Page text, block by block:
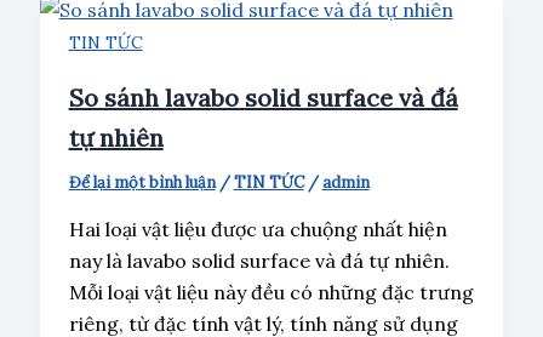
TIN TỨC
So sánh lavabo solid surface và đá
tự nhiên
Để lại một bình luận /TIN TỨC/admin
Hai loại vật liệu được ưa chuộng nhất hiện
nay là lavabo solid surface và đá tự nhiên.
Mỗi loại vật liệu này đều có những đặc trưng
riêng, từ đặc tính vật lý, tính năng sử dụng